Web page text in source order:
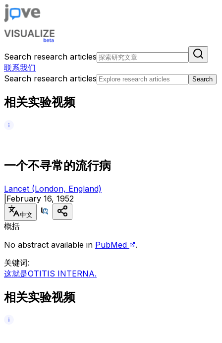
Search research articles
联系我们
Search research articles
Search
相关实验视频
一个不寻常的流行病
Lancet (London, England)
February 16, 1952
中文
概括
No abstract available in PubMed
.
关键词:
这就是OTITIS INTERNA.
相关实验视频